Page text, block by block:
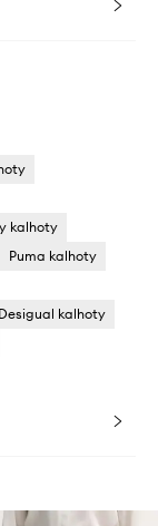
kalhoty
Puma kalhoty
Desigual kalhoty